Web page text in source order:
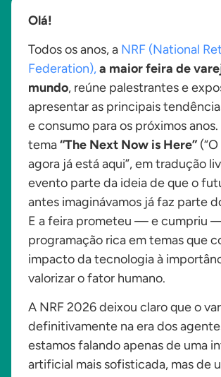
Olá!
Todos os anos, a NRF (National
Federation),a maior feira de
mundo, reúne palestrantes e
apresentar as principais
e consumo para os próximos
tema“The Next Now is Here”
agora já está aqui”, em tradução
evento parte da ideia de que o
antes imaginávamos já faz parte
E a feira prometeu — e cumpriu
programação rica em temas que
impacto da tecnologia à
valorizar o fator humano.
A NRF 2026 deixou claro que o
definitivamente na era dos
estamos falando apenas de uma
artificial mais sofisticada, mas de